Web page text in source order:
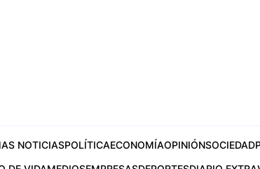
NOTICIASPOLÍTICAECONOMÍAOPINIÓNSOCIEDAD